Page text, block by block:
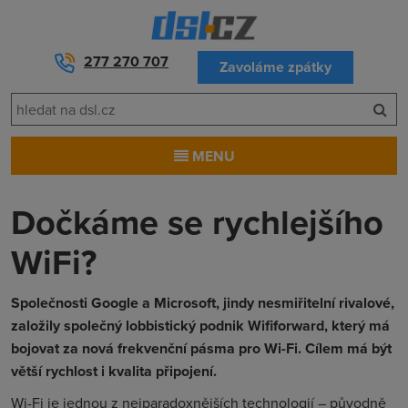
277 270 707 Zavoláme zpátky
MENU
Dočkáme se rychlejšího
WiFi?
Společnosti Google a Microsoft, jindy nesmiřitelní rivalové,
založily společný lobbistický podnik Wififorward, který má
bojovat za nová frekvenční pásma pro Wi-Fi. Cílem má být
větší rychlost i kvalita připojení.
Wi-Fi je jednou z nejparadoxnějších technologií – původně